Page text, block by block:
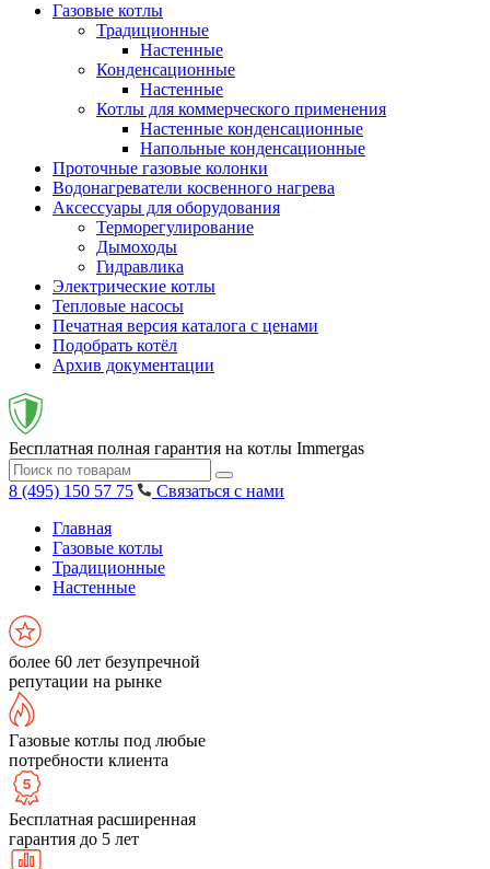
Газовые котлы
Традиционные
Настенные
Конденсационные
Настенные
Котлы для коммерческого применения
Настенные конденсационные
Напольные конденсационные
Проточные газовые колонки
Водонагреватели косвенного нагрева
Аксессуары для оборудования
Терморегулирование
Дымоходы
Гидравлика
Электрические котлы
Тепловые насосы
Печатная версия каталога с ценами
Подобрать котёл
Архив документации
Бесплатная полная гарантия на котлы Immergas
8 (495) 150 57 75
Связаться с нами
Главная
Газовые котлы
Традиционные
Настенные
более 60 лет безупречной
репутации на рынке
Газовые котлы под любые
потребности клиента
Бесплатная расширенная
гарантия до 5 лет